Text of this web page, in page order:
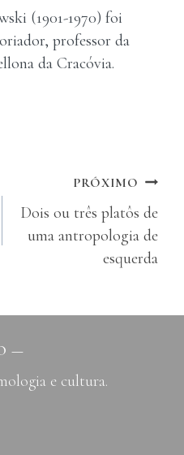
(1901-1970) foi
professor da
da Cracóvia.
PRÓXIMO
Dois ou três platôs de
uma antropologia de
esquerda
—
e cultura.